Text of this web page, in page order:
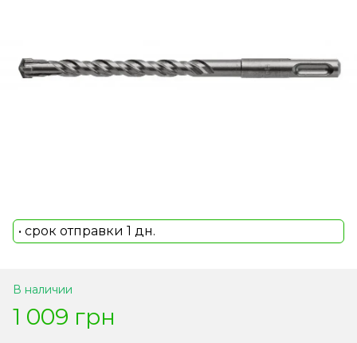
• срок отправки 1 дн.
В наличии
1 009 грн